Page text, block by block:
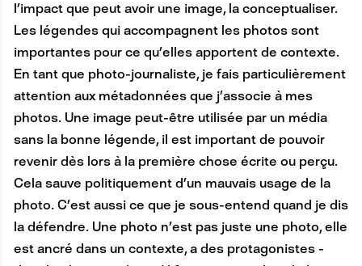
l’impact que peut avoir une image, la conceptualiser.
Les légendes qui accompagnent les photos sont
importantes pour ce qu’elles apportent de contexte.
En tant que photo-journaliste, je fais particulièrement
attention aux métadonnées que j’associe à mes
photos. Une image peut-être utilisée par un média
sans la bonne légende, il est important de pouvoir
revenir dès lors à la première chose écrite ou perçu.
Cela sauve politiquement d’un mauvais usage de la
photo. C’est aussi ce que je sous-entend quand je dis
la défendre. Une photo n’est pas juste une photo, elle
est ancré dans un contexte, a des protagonistes -